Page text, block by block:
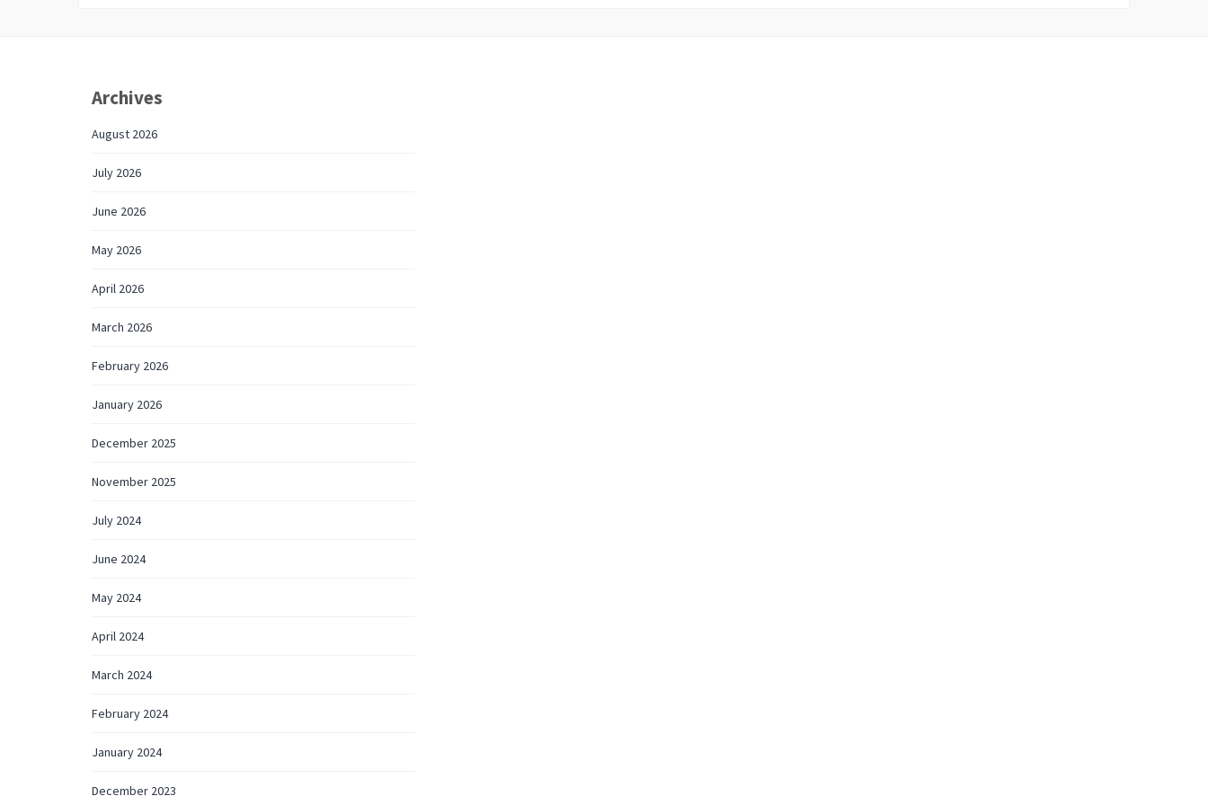
Archives
August 2026
July 2026
June 2026
May 2026
April 2026
March 2026
February 2026
January 2026
December 2025
November 2025
July 2024
June 2024
May 2024
April 2024
March 2024
February 2024
January 2024
December 2023